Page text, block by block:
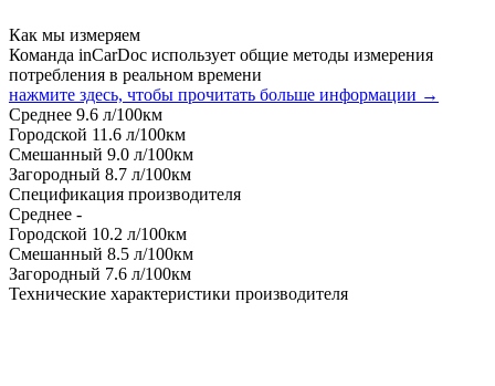
Как мы измеряем
Команда inCarDoc использует общие методы измерения
потребления в реальном времени
нажмите здесь, чтобы прочитать больше информации →
Среднее 9.6 л/100км
Городской 11.6 л/100км
Смешанный 9.0 л/100км
Загородный 8.7 л/100км
Спецификация производителя
Среднее -
Городской 10.2 л/100км
Смешанный 8.5 л/100км
Загородный 7.6 л/100км
Технические характеристики производителя